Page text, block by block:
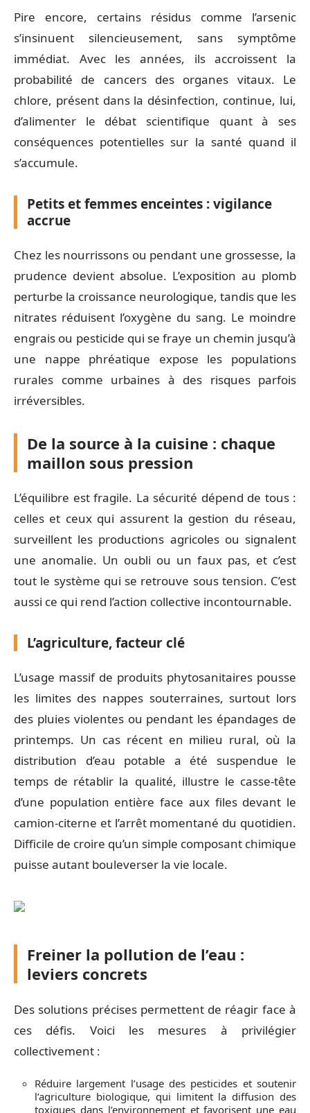
Pire encore, certains résidus comme l’arsenic
s’insinuent silencieusement, sans symptôme
immédiat. Avec les années, ils accroissent la
probabilité de cancers des organes vitaux. Le
chlore, présent dans la désinfection, continue, lui,
d’alimenter le débat scientifique quant à ses
conséquences potentielles sur la santé quand il
s’accumule.
Petits et femmes enceintes : vigilance
accrue
Chez les nourrissons ou pendant une grossesse, la
prudence devient absolue. L’exposition au plomb
perturbe la croissance neurologique, tandis que les
nitrates réduisent l’oxygène du sang. Le moindre
engrais ou pesticide qui se fraye un chemin jusqu’à
une nappe phréatique expose les populations
rurales comme urbaines à des risques parfois
irréversibles.
De la source à la cuisine : chaque
maillon sous pression
L’équilibre est fragile. La sécurité dépend de tous :
celles et ceux qui assurent la gestion du réseau,
surveillent les productions agricoles ou signalent
une anomalie. Un oubli ou un faux pas, et c’est
tout le système qui se retrouve sous tension. C’est
aussi ce qui rend l’action collective incontournable.
L’agriculture, facteur clé
L’usage massif de produits phytosanitaires pousse
les limites des nappes souterraines, surtout lors
des pluies violentes ou pendant les épandages de
printemps. Un cas récent en milieu rural, où la
distribution d’eau potable a été suspendue le
temps de rétablir la qualité, illustre le casse-tête
d’une population entière face aux files devant le
camion-citerne et l’arrêt momentané du quotidien.
Difficile de croire qu’un simple composant chimique
puisse autant bouleverser la vie locale.
Freiner la pollution de l’eau :
leviers concrets
Des solutions précises permettent de réagir face à
ces défis. Voici les mesures à privilégier
collectivement :
Réduire largement l’usage des pesticides et soutenir
l’agriculture biologique, qui limitent la diffusion des
toxiques dans l’environnement et favorisent une eau